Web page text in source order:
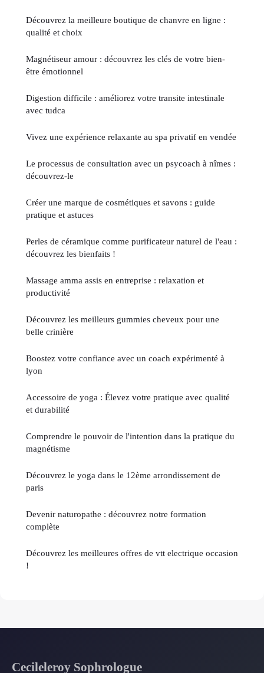
Découvrez la meilleure boutique de chanvre en ligne :
qualité et choix
Magnétiseur amour : découvrez les clés de votre bien-
être émotionnel
Digestion difficile : améliorez votre transite intestinale
avec tudca
Vivez une expérience relaxante au spa privatif en vendée
Le processus de consultation avec un psycoach à nîmes :
découvrez-le
Créer une marque de cosmétiques et savons : guide
pratique et astuces
Perles de céramique comme purificateur naturel de l'eau :
découvrez les bienfaits !
Massage amma assis en entreprise : relaxation et
productivité
Découvrez les meilleurs gummies cheveux pour une
belle crinière
Boostez votre confiance avec un coach expérimenté à
lyon
Accessoire de yoga : Élevez votre pratique avec qualité
et durabilité
Comprendre le pouvoir de l'intention dans la pratique du
magnétisme
Découvrez le yoga dans le 12ème arrondissement de
paris
Devenir naturopathe : découvrez notre formation
complète
Découvrez les meilleures offres de vtt electrique occasion
!
Cecileleroy Sophrologue